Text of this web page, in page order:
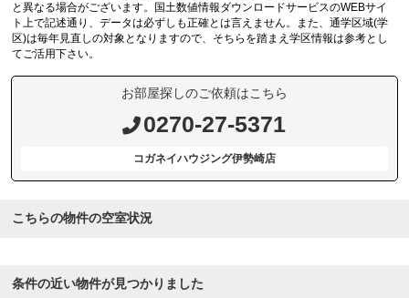
と異なる場合がございます。国土数値情報ダウンロードサービスのWEBサイ
ト上で記述通り、データは必ずしも正確とは言えません。また、通学区域(学
区)は毎年見直しの対象となりますので、そちらを踏まえ学区情報は参考とし
てご活用下さい。
お部屋探しのご依頼はこちら
0270-27-5371
コガネイハウジング伊勢崎店
こちらの物件の空室状況
条件の近い物件が見つかりました